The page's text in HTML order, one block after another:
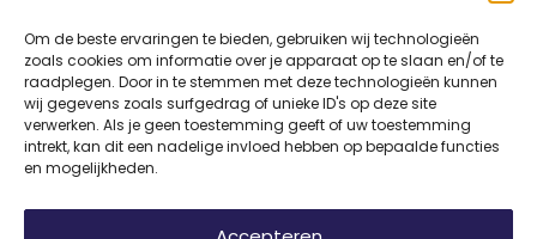
Om de beste ervaringen te bieden, gebruiken wij technologieën
zoals cookies om informatie over je apparaat op te slaan en/of te
raadplegen. Door in te stemmen met deze technologieën kunnen
wij gegevens zoals surfgedrag of unieke ID's op deze site
verwerken. Als je geen toestemming geeft of uw toestemming
intrekt, kan dit een nadelige invloed hebben op bepaalde functies
en mogelijkheden.
Griep
Haaruitval
Overgangsklachten
DisclaimerPrivacyAlgemene voorwaarden